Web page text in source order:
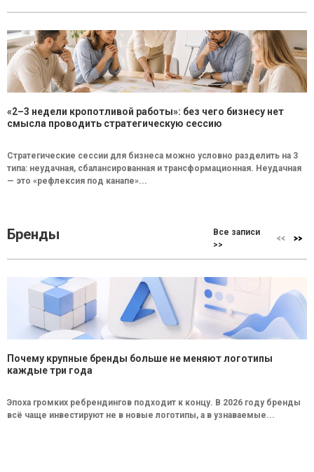
«2–3 недели кропотливой работы»: без чего бизнесу нет
смысла проводить стратегическую сессию
Стратегические сессии для бизнеса можно условно разделить на 3
типа: неудачная, сбалансированная и трансформационная. Неудачная
— это «рефлексия под канапе»...
Бренды
Все записи
>>
Почему крупные бренды больше не меняют логотипы
каждые три года
Эпоха громких ребрендингов подходит к концу. В 2026 году бренды
всё чаще инвестируют не в новые логотипы, а в узнаваемые...